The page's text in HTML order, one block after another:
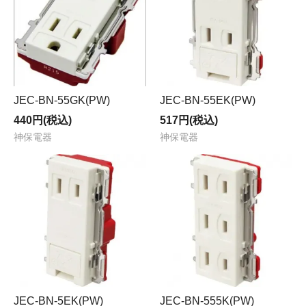
JEC-BN-55GK(PW)
440円(税込)
神保電器
JEC-BN-55EK(PW)
517円(税込)
神保電器
JEC-BN-5EK(PW) JEC-BN-555K(PW)